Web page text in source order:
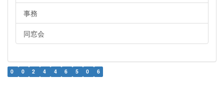
事務
同窓会
0 0 2 4 4 6 5 0 6